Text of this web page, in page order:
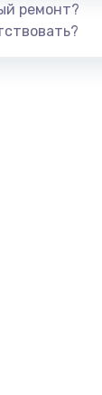
руб.
ремонт?